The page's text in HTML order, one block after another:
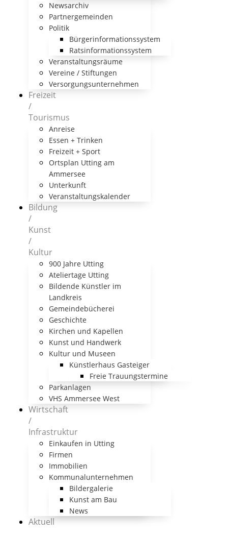
Newsarchiv
Partnergemeinden
Politik
Bürgerinformationssystem
Ratsinformationssystem
Veranstaltungsräume
Vereine / Stiftungen
Versorgungsunternehmen
Freizeit
/
Tourismus
Anreise
Essen + Trinken
Freizeit + Sport
Ortsplan Utting am
Ammersee
Unterkunft
Veranstaltungskalender
Bildung
/
Kunst
/
Kultur
900 Jahre Utting
Ateliertage Utting
Bildende Künstler im
Landkreis
Gemeindebücherei
Geschichte
Kirchen und Kapellen
Kunst und Handwerk
Kultur und Museen
Künstlerhaus Gasteiger
Freie Trauungstermine
Parkanlagen
VHS Ammersee West
Wirtschaft
/
Infrastruktur
Einkaufen in Utting
Firmen
Immobilien
Kommunalunternehmen
Bildergalerie
Kunst am Bau
News
Aktuell